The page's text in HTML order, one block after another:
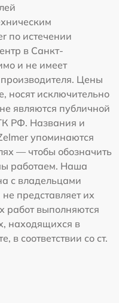
по истечении
в Санкт-
и не имеет
Цены
носят исключительно
являются публичной
РФ. Названия и
упоминаются
— чтобы обозначить
работаем. Наша
с владельцами
представляет их
работ выполняются
находящихся в
в соответствии со ст.